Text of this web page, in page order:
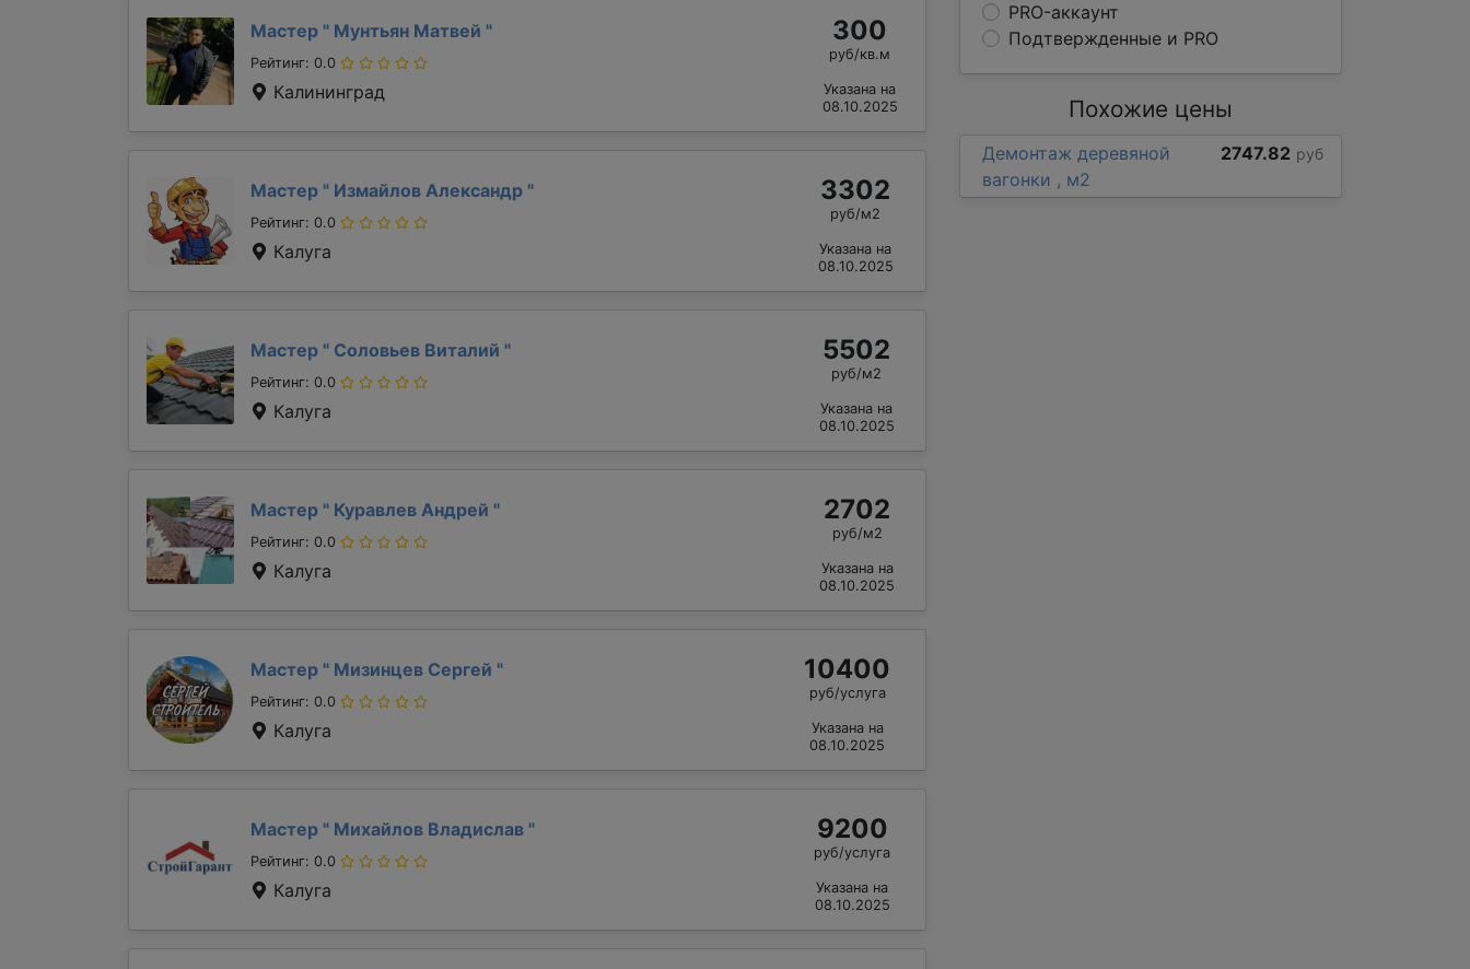
PRO-аккаунт
Подтвержденные и PRO
Мастер " Мунтьян Матвей "
Рейтинг: 0.0
Калининград
300
руб/кв.м
Указана на
08.10.2025
Мастер " Измайлов Александр "
Рейтинг: 0.0
Калуга
3302
руб/м2
Указана на
08.10.2025
Мастер " Соловьев Виталий "
Рейтинг: 0.0
Калуга
5502
руб/м2
Указана на
08.10.2025
Мастер " Куравлев Андрей "
Рейтинг: 0.0
Калуга
2702
руб/м2
Указана на
08.10.2025
Мастер " Мизинцев Сергей "
Рейтинг: 0.0
Калуга
10400
руб/услуга
Указана на
08.10.2025
Мастер " Михайлов Владислав "
Рейтинг: 0.0
Калуга
9200
руб/услуга
Указана на
08.10.2025
Похожие цены
Демонтаж деревяной
вагонки , м2
2747.82 руб